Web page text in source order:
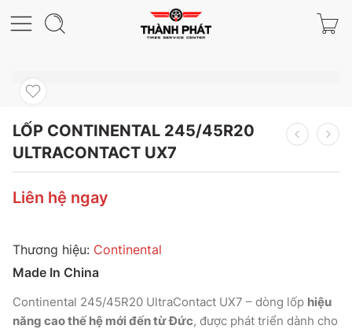
LỐP CONTINENTAL 245/45R20
ULTRACONTACT UX7
Liên hệ ngay
Made In China
Thương hiệu: Continental
Continental 245/45R20 UltraContact UX7 – dòng lốp hiệu
năng cao thế hệ mới đến từ Đức, được phát triển dành cho